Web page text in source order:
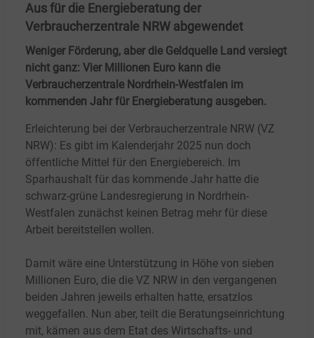
Aus für die Energieberatung der
Verbraucherzentrale NRW abgewendet
Weniger Förderung, aber die Geldquelle Land versiegt
nicht ganz: Vier Millionen Euro kann die
Verbraucherzentrale Nordrhein-Westfalen im
kommenden Jahr für Energieberatung ausgeben.
Erleichterung bei der Verbraucherzentrale NRW (VZ
NRW): Es gibt im Kalenderjahr 2025 nun doch
öffentliche Mittel für den Energiebereich. Im
Sparhaushalt für das kommende Jahr hatte die
schwarz-grüne Landesregierung in Nordrhein-
Westfalen zunächst keinen Betrag mehr für diese
Arbeit bereitstellen wollen.
Damit wäre eine Unterstützung in Höhe von sieben
Millionen Euro, die die VZ NRW in den vergangenen
beiden Jahren jeweils erhalten hatte, ersatzlos
weggefallen. Nun aber, teilt die Beratungseinrichtung
mit, kämen aus dem Etat des Wirtschafts- und